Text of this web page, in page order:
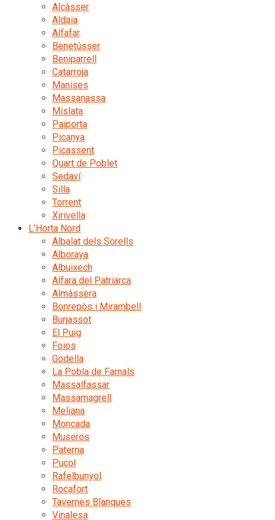
Alcàsser
Aldaia
Alfafar
Benetússer
Beniparrell
Catarroja
Manises
Massanassa
Mislata
Paiporta
Picanya
Picassent
Quart de Poblet
Sedaví
Silla
Torrent
Xirivella
L’Horta Nord
Albalat dels Sorells
Alboraya
Albuixech
Alfara del Patriarca
Almàssera
Bonrepòs i Mirambell
Burjassot
El Puig
Foios
Godella
La Pobla de Farnals
Massalfassar
Massamagrell
Meliana
Moncada
Museros
Paterna
Puçol
Rafelbunyol
Rocafort
Tavernes Blanques
Vinalesa